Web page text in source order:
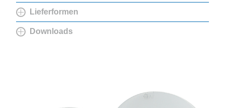
Lieferformen
Downloads